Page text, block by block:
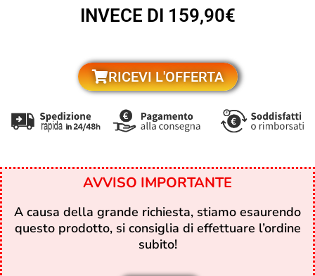
INVECE DI 159,90€
RICEVI L'OFFERTA
AVVISO IMPORTANTE
A causa della grande richiesta, stiamo esaurendo
questo prodotto, si consiglia di effettuare l’ordine
subito!